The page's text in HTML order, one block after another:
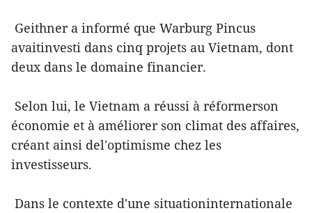
Geithner a informé que Warburg Pincus
avaitinvesti dans cinq projets au Vietnam, dont
deux dans le domaine financier.
Selon lui, le Vietnam a réussi à réformerson
économie et à améliorer son climat des affaires,
créant ainsi del'optimisme chez les
investisseurs.
Dans le contexte d'une situationinternationale